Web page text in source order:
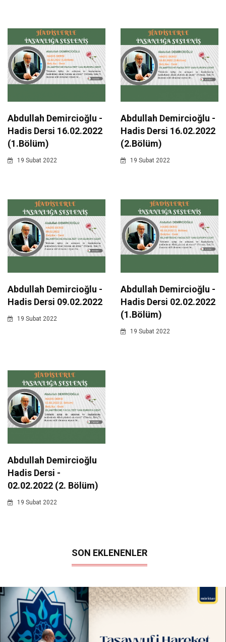
Abdullah Demircioğlu -
Hadis Dersi 16.02.2022
(1.Bölüm)
19 Subat 2022
Abdullah Demircioğlu -
Hadis Dersi 16.02.2022
(2.Bölüm)
19 Subat 2022
Abdullah Demircioğlu -
Hadis Dersi 09.02.2022
19 Subat 2022
Abdullah Demircioğlu -
Hadis Dersi 02.02.2022
(1.Bölüm)
19 Subat 2022
Abdullah Demircioğlu
Hadis Dersi -
02.02.2022 (2. Bölüm)
19 Subat 2022
SON EKLENENLER